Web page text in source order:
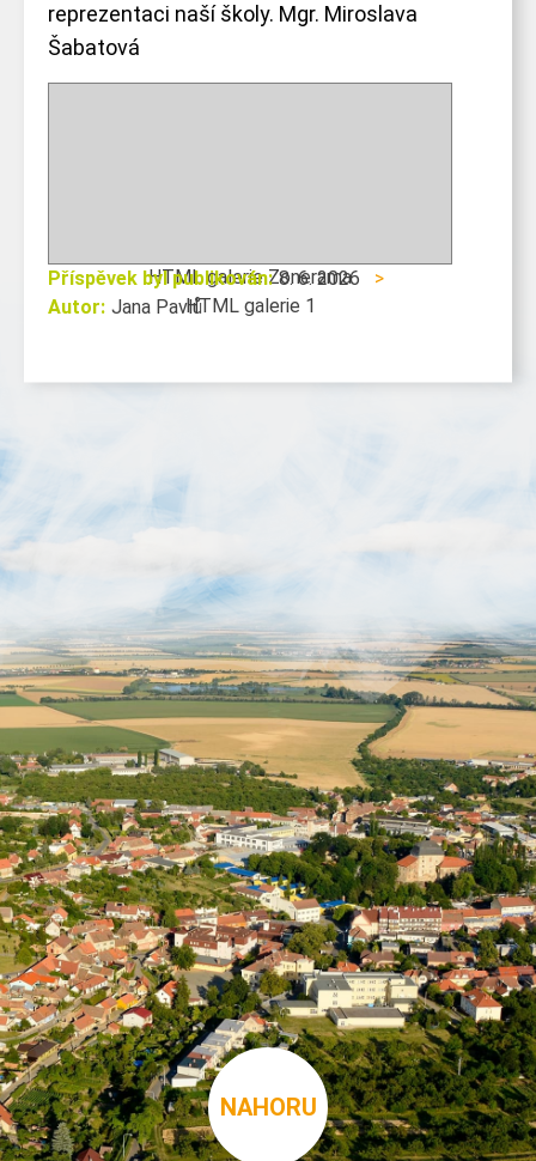
reprezentaci naší školy. Mgr. Miroslava
Šabatová
HTML galerie Zonerama
HTML galerie 1
Příspěvek byl publikován: 8. 6. 2026
>
Autor: Jana Pavlů
NAHORU